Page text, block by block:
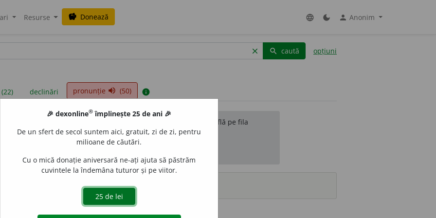
Resurse savings Donează language dark_mode person Anonim
clear search caută opțiuni
declinări pronunție volume_up (50) info
sunt compilate de echipa dexonline. Definițiile originale se află pe fila
reordona filele pe pagina depreferințe.
surse
adjectiv
🎉 dexonline® împlinește 25 de ani 🎉
De un sfert de secol suntem aici, gratuit, zi de zi, pentru
milioane de căutări.
Cu o mică donație aniversară ne-ați ajuta să păstrăm
cuvintele la îndemâna tuturor și pe viitor.